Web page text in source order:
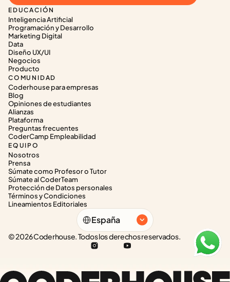
EDUCACIÓN
Inteligencia Artificial
Programación y Desarrollo
Marketing Digital
Data
Diseño UX/UI
Negocios
Producto
COMUNIDAD
Coderhouse para empresas
Blog
Opiniones de estudiantes
Alianzas
Plataforma
Preguntas frecuentes
CoderCamp Empleabilidad
EQUIPO
Nosotros
Prensa
Súmate como Profesor o Tutor
Súmate al CoderTeam
Protección de Datos personales
Términos y Condiciones
Lineamientos Editoriales
Select Language
España
© 2026 Coderhouse. Todos los derechos reservados.